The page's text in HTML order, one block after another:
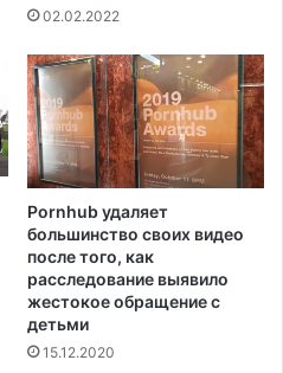
02.02.2022
Pornhub удаляет
большинство своих видео
после того, как
расследование выявило
жестокое обращение с
детьми
15.12.2020